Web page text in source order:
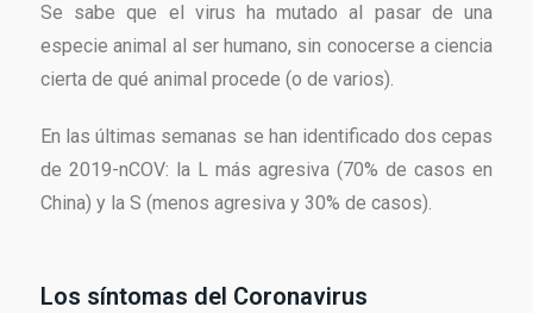
Se sabe que el virus ha mutado al pasar de una
especie animal al ser humano, sin conocerse a ciencia
cierta de qué animal procede (o de varios).
En las últimas semanas se han identificado dos cepas
de 2019-nCOV: la L más agresiva (70% de casos en
China) y la S (menos agresiva y 30% de casos).
Los síntomas del Coronavirus